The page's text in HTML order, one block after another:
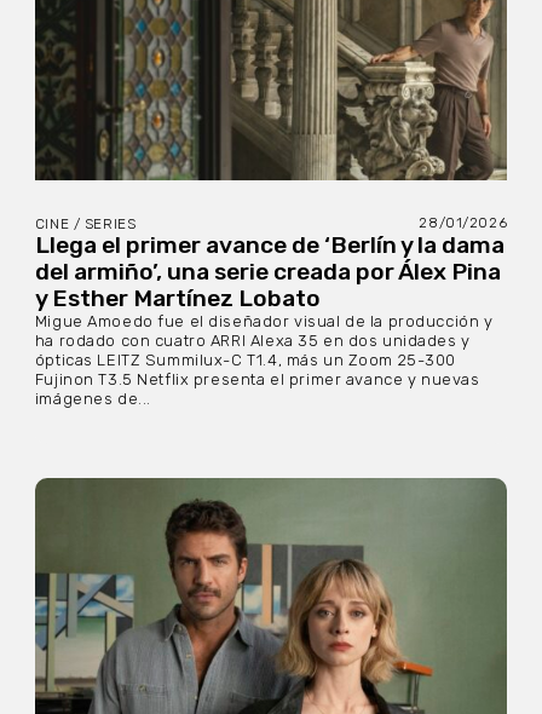
CINE / SERIES 28/01/2026
Llega el primer avance de ‘Berlín y la dama
del armiño’, una serie creada por Álex Pina
y Esther Martínez Lobato
Migue Amoedo fue el diseñador visual de la producción y
ha rodado con cuatro ARRI Alexa 35 en dos unidades y
ópticas LEITZ Summilux-C T1.4, más un Zoom 25-300
Fujinon T3.5 Netflix presenta el primer avance y nuevas
imágenes de...